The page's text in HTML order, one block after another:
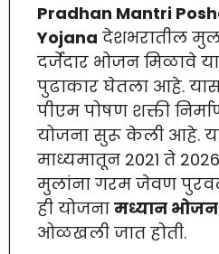
Pradhan Mantri
Yojana देशभरातील
दर्जेदार भोजन मिळावे
पुढाकार घेतला आहे.
पीएम पोषण शक्ती
योजना सुरू केली आहे.
माध्यमातून 2021 ते
मुलांना गरम जेवण
ही योजना मध्यान
ओळखली जात होती.